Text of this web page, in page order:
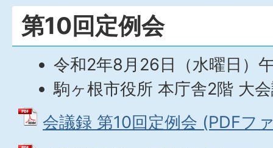
第10回定例会
令和2年8月26日（水曜日）
駒ヶ根市役所 本庁舎2階 大
会議録 第10回定例会 (PDFフ